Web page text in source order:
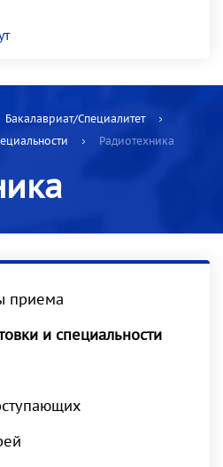
Бакалавриат/Специалитет
Радиотехника
приема
и специальности